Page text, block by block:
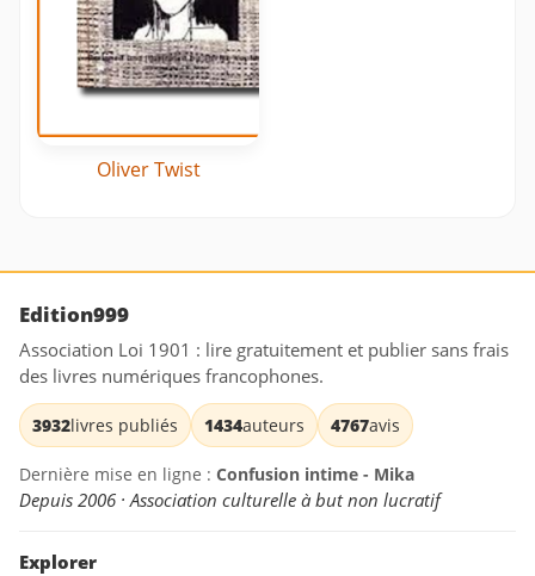
Oliver Twist
Edition999
Association Loi 1901 : lire gratuitement et publier sans frais
des livres numériques francophones.
3932livres publiés 1434auteurs 4767avis
Dernière mise en ligne : Confusion intime - Mika
Depuis 2006 · Association culturelle à but non lucratif
Explorer